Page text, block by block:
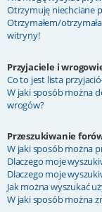
Otrzymuję niechciane
Otrzymałem/
witryny!
Przyjaciele i
Co to jest lista
W jaki sposób można
wrogów?
Przeszukiwanie
W jaki sposób można
Dlaczego moje
Dlaczego moje
Jak można wyszukać
W jaki sposób można